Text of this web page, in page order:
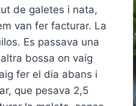
de galetes i nata,
van fer facturar. La
Es passava una
bossa on vaig
fer el dia abans i
que pesava 2,5